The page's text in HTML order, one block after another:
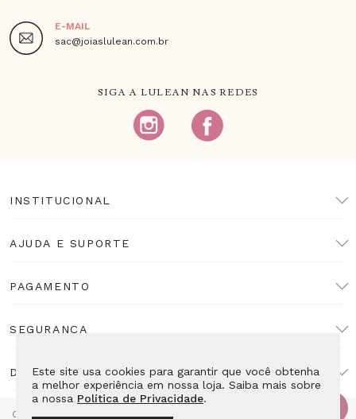
Este site usa cookies para garantir que você obtenha
a melhor experiência em nossa loja. Saiba mais sobre
a nossa Política de Privacidade.
E-MAIL
sac@joiaslulean.com.br
SIGA A LULEAN NAS REDES
INSTITUCIONAL
AJUDA E SUPORTE
PAGAMENTO
SEGURANÇA
DESENVOLVIMENTO
Copyright Lulean. Todos os direitos reservados. Proibida reprodução